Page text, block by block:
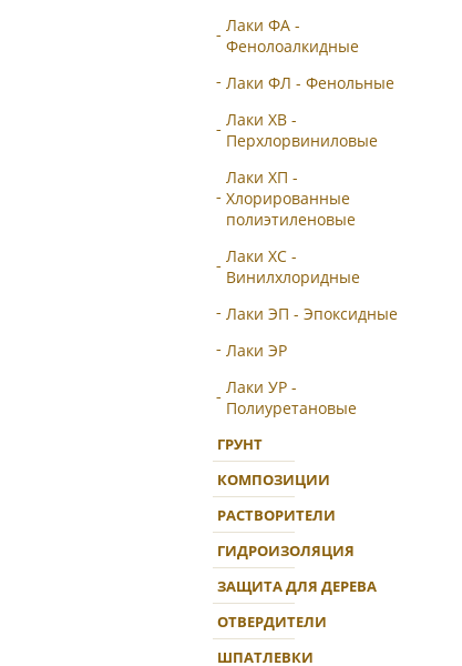
Лаки ФА -
Фенолоалкидные
Лаки ФЛ - Фенольные
Лаки ХВ -
Перхлорвиниловые
Лаки ХП -
Хлорированные
полиэтиленовые
Лаки ХС -
Винилхлоридные
Лаки ЭП - Эпоксидные
Лаки ЭР
Лаки УР -
Полиуретановые
ГРУНТ
КОМПОЗИЦИИ
РАСТВОРИТЕЛИ
ГИДРОИЗОЛЯЦИЯ
ЗАЩИТА ДЛЯ ДЕРЕВА
ОТВЕРДИТЕЛИ
ШПАТЛЕВКИ